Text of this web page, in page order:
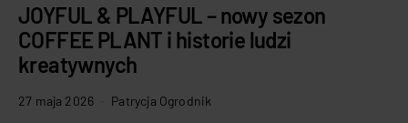
JOYFUL & PLAYFUL – nowy sezon
COFFEE PLANT i historie ludzi
kreatywnych
27 maja 2026 Patrycja Ogrodnik